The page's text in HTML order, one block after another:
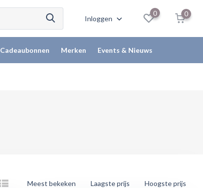
Inloggen
0 0
Cadeaubonnen Merken Events & Nieuws
Meest bekeken Laagste prijs Hoogste prijs